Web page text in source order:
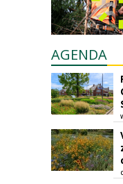
AGENDA